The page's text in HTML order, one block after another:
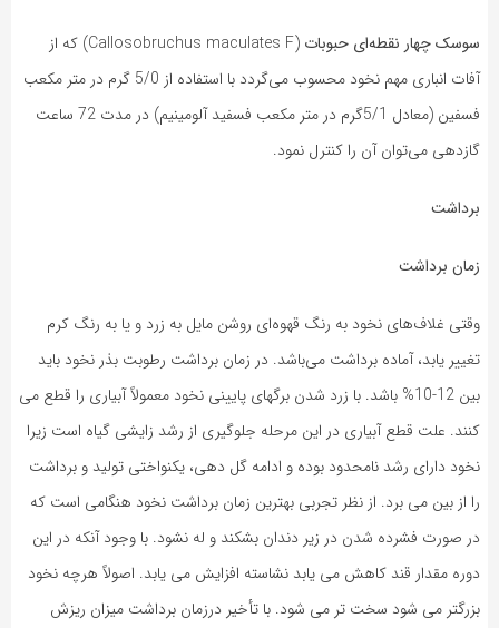
سوسک چهار نقطه‌ای حبوبات
(Callosobruchus maculates F) که از
آفات انباری مهم نخود محسوب می‌گردد با استفاده از 5/0 گرم در متر مکعب
فسفین (معادل 5/1گرم در متر مکعب فسفید آلومینیم) در مدت 72 ساعت
گازدهی می‌توان آن را کنترل نمود.
برداشت
زمان برداشت
وقتی غلاف‌های نخود به رنگ قهوه‌ای روشن مایل به زرد و یا به رنگ کرم
تغییر یابد، آماده برداشت می‌باشد. در زمان برداشت رطوبت بذر نخود باید
بین 12-10% باشد. با زرد شدن برگهای پایینی نخود معمولاً آبیاری را قطع می
کنند. علت قطع آبیاری در این مرحله جلوگیری از رشد زایشی گیاه است زیرا
نخود دارای رشد نامحدود بوده و ادامه گل دهی، یکنواختی تولید و برداشت
را از بین می برد. از نظر تجربی بهترین زمان برداشت نخود هنگامی است که
در صورت فشرده شدن در زیر دندان بشکند و له نشود. با وجود آنکه در این
دوره مقدار قند کاهش می یابد نشاسته افزایش می یابد. اصولاً هرچه نخود
بزرگتر می شود سخت تر می شود. با تأخیر درزمان برداشت میزان ریزش